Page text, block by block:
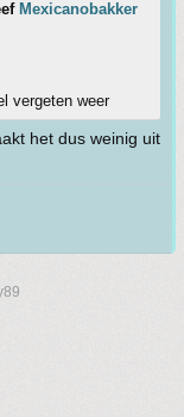
Mexicanobakker
vergeten weer
het dus weinig uit